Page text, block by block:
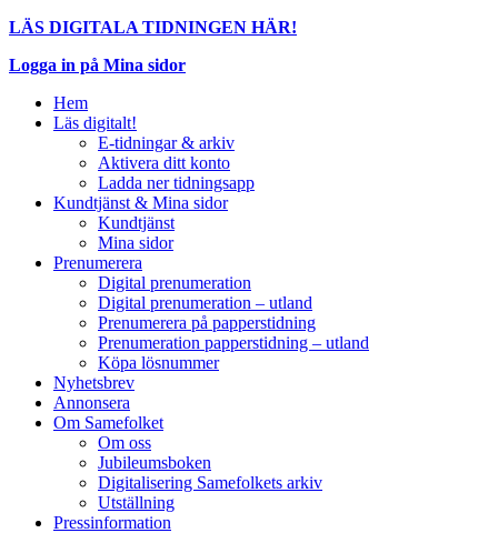
LÄS DIGITALA TIDNINGEN HÄR!
Logga in på Mina sidor
Hem
Läs digitalt!
E-tidningar & arkiv
Aktivera ditt konto
Ladda ner tidningsapp
Kundtjänst & Mina sidor
Kundtjänst
Mina sidor
Prenumerera
Digital prenumeration
Digital prenumeration – utland
Prenumerera på papperstidning
Prenumeration papperstidning – utland
Köpa lösnummer
Nyhetsbrev
Annonsera
Om Samefolket
Om oss
Jubileumsboken
Digitalisering Samefolkets arkiv
Utställning
Pressinformation